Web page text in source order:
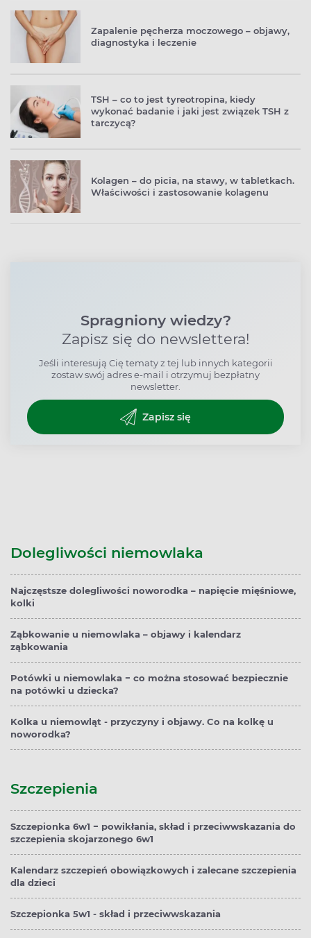
Zapalenie pęcherza moczowego – objawy,
diagnostyka i leczenie
TSH – co to jest tyreotropina, kiedy
wykonać badanie i jaki jest związek TSH z
tarczycą?
Kolagen – do picia, na stawy, w tabletkach.
Właściwości i zastosowanie kolagenu
Spragniony wiedzy?
Zapisz się do newslettera!
Jeśli interesują Cię tematy z tej lub innych kategorii
zostaw swój adres e-mail i otrzymuj bezpłatny
newsletter.
Zapisz się
Dolegliwości niemowlaka
Najczęstsze dolegliwości noworodka – napięcie mięśniowe,
kolki
Ząbkowanie u niemowlaka – objawy i kalendarz
ząbkowania
Potówki u niemowlaka − co można stosować bezpiecznie
na potówki u dziecka?
Kolka u niemowląt - przyczyny i objawy. Co na kolkę u
noworodka?
Szczepienia
Szczepionka 6w1 − powikłania, skład i przeciwwskazania do
szczepienia skojarzonego 6w1
Kalendarz szczepień obowiązkowych i zalecane szczepienia
dla dzieci
Szczepionka 5w1 - skład i przeciwwskazania